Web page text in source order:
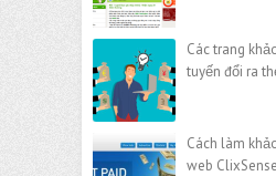
Các trang
tuyến đổi ra
Cách làm
web ClixSense